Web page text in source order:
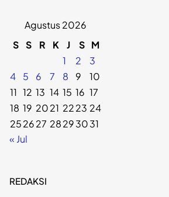
Agustus 2026
S S R K J S M
1
2
3
4
5 6 7 8 9
10
11 12 13 14 15 16 17
18 19 2021 2223 24
252627 28293031
« Jul
REDAKSI